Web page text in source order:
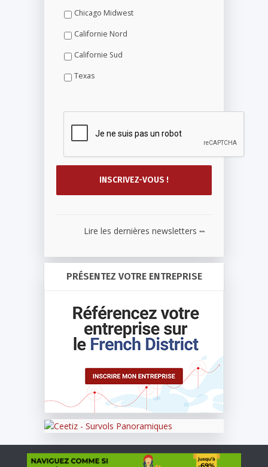
Chicago Midwest
Californie Nord
Californie Sud
Texas
Lire les dernières newsletters ...
PRÉSENTEZ VOTRE ENTREPRISE